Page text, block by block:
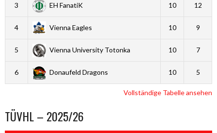
3 EH FanatiK 10 12
4 Vienna Eagles 10 9
5 Vienna University Totonka 10 7
6 Donaufeld Dragons 10 5
Vollständige Tabelle ansehen
TÜVHL – 2025/26